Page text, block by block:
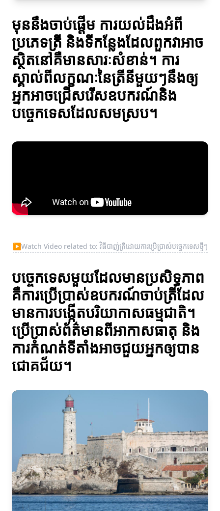
មុននឹងចាប់ផ្តើម ការយល់ដឹងអំពី
ប្រភេទត្រី និងទីកន្លែងដែលពួកវាអាច
ស្ថិតនៅគឺមានសារៈសំខាន់។ ការ
ស្គាល់ពីលក្ខណៈនៃត្រីនីមួយៗនឹងឲ្យ
អ្នកអាចជ្រើសរើសឧបករណ៍និង
បច្ចេកទេសដែលសមស្រប។
▶Watch Video related to: វិធីបាញ់ត្រីដោយការប្រើប្រាស់បច្ចេកទេសថ្មីៗ
បច្ចេកទេសមួយដែលមានប្រសិទ្ធភាព
គឺការប្រើប្រាស់ឧបករណ៍ចាប់ត្រីដែល
មានការបង្កើតបរិយាកាសធម្មជាតិ។
ប្រើប្រាស់ព័ត៌មានពីអាកាសធាតុ និង
ការកំណត់ទីតាំងអាចជួយអ្នកឲ្យបាន
ជោគជ័យ។